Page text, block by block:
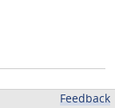
Feedback